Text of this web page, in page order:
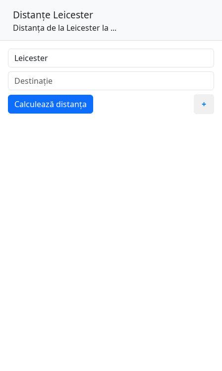
Distanțe Leicester
Distanța de la Leicester la ...
Calculează distanța +